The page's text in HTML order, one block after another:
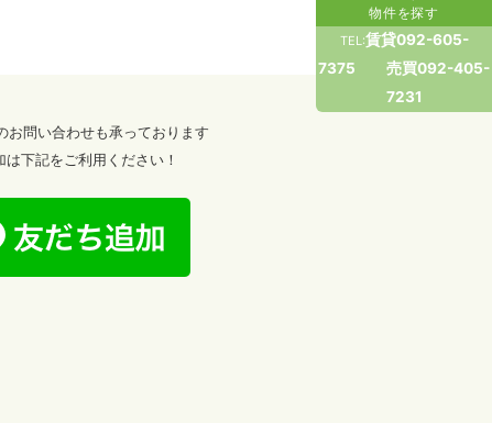
物件を探す
TEL:賃貸092-605-
7375 売買092-405-
7231
お問い合わせも承っております
は下記をご利用ください！